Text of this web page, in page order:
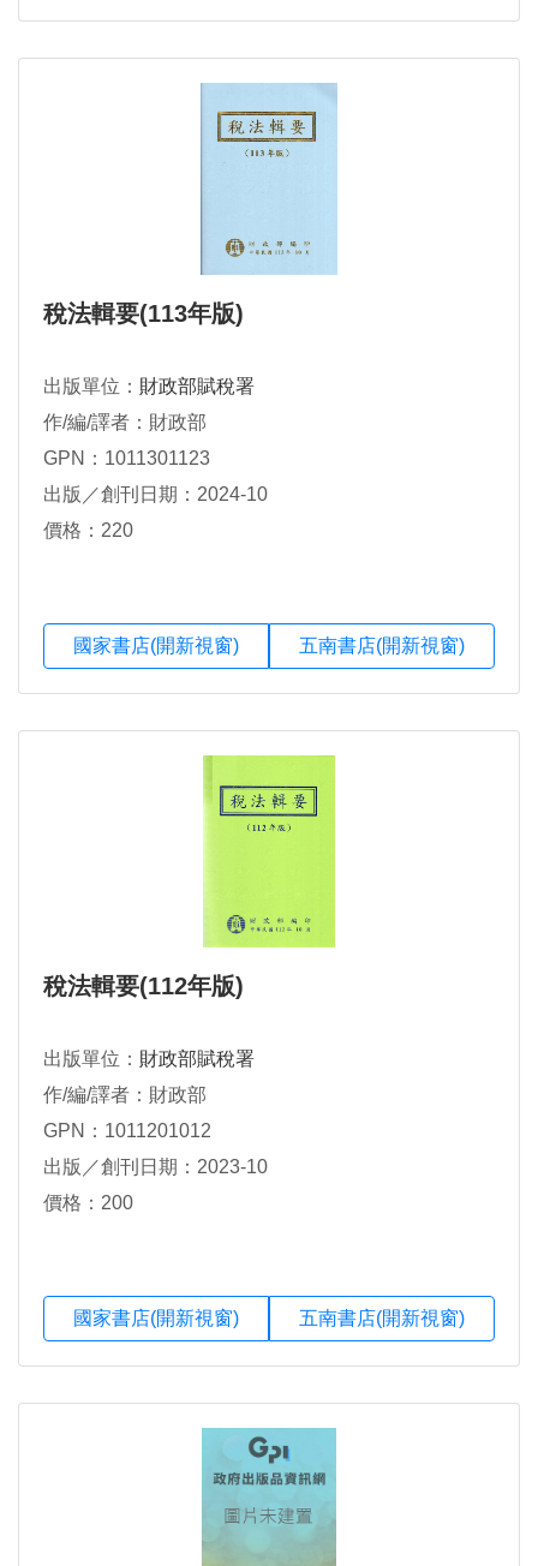
稅法輯要(113年版)
出版單位： 財政部賦稅署
作/編/譯者：財政部
GPN：1011301123
出版／創刊日期：2024-10
價格：220
國家書店(開新視窗) 五南書店(開新視窗)
稅法輯要(112年版)
出版單位： 財政部賦稅署
作/編/譯者：財政部
GPN：1011201012
出版／創刊日期：2023-10
價格：200
國家書店(開新視窗) 五南書店(開新視窗)